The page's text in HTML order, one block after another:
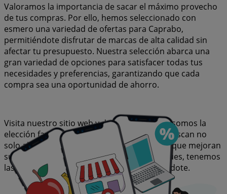
Valoramos la importancia de sacar el máximo provecho
de tus compras. Por ello, hemos seleccionado con
esmero una variedad de ofertas para Caprabo,
permitiéndote disfrutar de marcas de alta calidad sin
afectar tu presupuesto. Nuestra selección abarca una
gran variedad de opciones para satisfacer todas tus
necesidades y preferencias, garantizando que cada
compra sea una oportunidad de ahorro.
Visita nuestro sitio web y descubre por qué somos la
elección favorita de miles de usuarios que buscan no
solo ahorrar, sino también adquirir marcas que mejoran
su calidad de vida. Sea lo que sea que busques, tenemos
las mejores ofertas y promociones esperándote.